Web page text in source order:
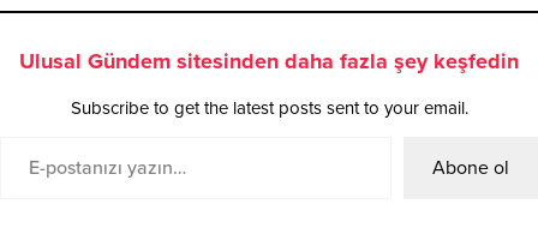
Ulusal Gündem sitesinden daha fazla şey keşfedin
Subscribe to get the latest posts sent to your email.
Abone ol